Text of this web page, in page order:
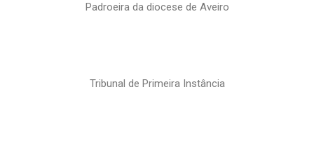
Padroeira da diocese de Aveiro
Tribunal de Primeira Instância